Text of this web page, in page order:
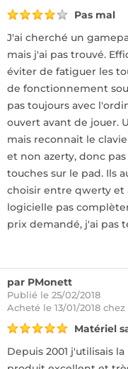
Pas mal
J'ai cherché un
mais j'ai pas trouvé.
éviter de fatiguer les
de fonctionnement
pas toujours avec
ouvert avant de jouer.
mais reconnait le
et non azerty, donc
touches sur le pad. Ils
choisir entre qwerty et
logicielle pas
prix demandé, j'ai pas
par PMonett
Publié le 25/02/2018
Acheté le 13/01/2018
Matériel
Depuis 2001 j'utilisais